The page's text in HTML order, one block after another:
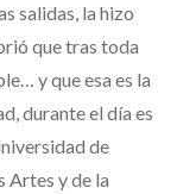
salidas, la hizo
que tras toda
y que esa es la
durante el día es
de
Artes y de la